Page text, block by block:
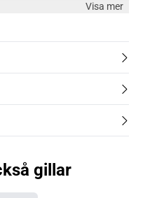
Visa mer
gillar